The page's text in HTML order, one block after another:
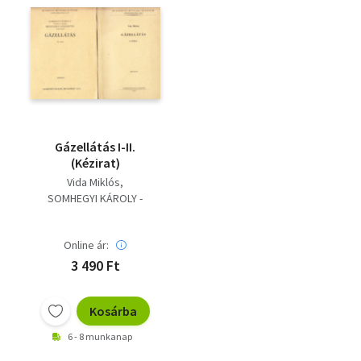
Gázellátás I-II.
(Kézirat)
Vida Miklós
SOMHEGYI KÁROLY -
Online ár:
3 490 Ft
Kosárba
6 - 8 munkanap